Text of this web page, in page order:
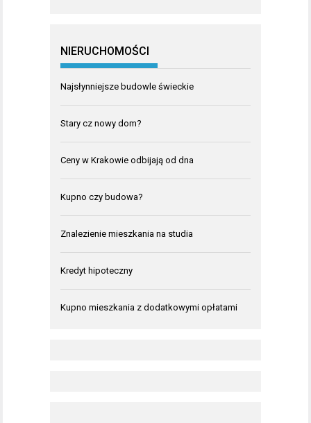
NIERUCHOMOŚCI
Najsłynniejsze budowle świeckie
Stary cz nowy dom?
Ceny w Krakowie odbijają od dna
Kupno czy budowa?
Znalezienie mieszkania na studia
Kredyt hipoteczny
Kupno mieszkania z dodatkowymi opłatami